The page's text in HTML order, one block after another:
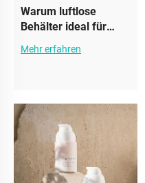
Warum luftlose
Behälter ideal für
hochviskose Cremes
sind
Mehr erfahren